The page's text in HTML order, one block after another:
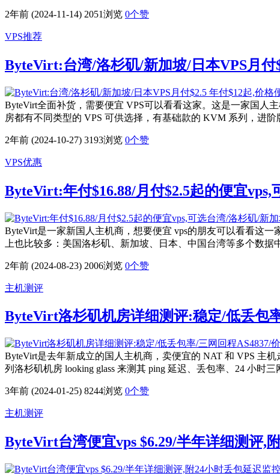
2年前 (2024-11-14) 2051浏览 0个赞
VPS推荐
ByteVirt:台湾/洛杉矶/新加坡/日本VPS月付
ByteVirt全面补货，需要便宜 VPS可以看看这家。这是一家国人
房都有不同类型的 VPS 可供选择，有基础款的 KVM 系列，进
2年前 (2024-10-27) 3193浏览 0个赞
VPS优惠
ByteVirt:年付$16.88/月付$2.5起的便宜
ByteVirt是一家新国人主机商，想要便宜 vps的朋友可以看看这
上也比较多：美国洛杉矶、新加坡、日本、中国台湾等多个数
2年前 (2024-08-23) 2006浏览 0个赞
主机测评
ByteVirt洛杉矶机房详细测评:稳定/低丢包
ByteVirt是去年新成立的国人主机商，卖便宜的 NAT 和 VPS 主
列洛杉矶机房 looking glass 来测其 ping 延迟、丢包率、24 小
3年前 (2024-01-25) 8244浏览 0个赞
主机测评
ByteVirt台湾便宜vps $6.29/半年详细测评,